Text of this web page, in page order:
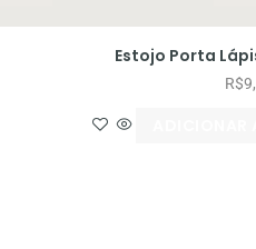
Estojo Porta
R$